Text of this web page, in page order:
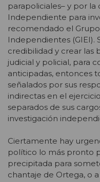
parapoliciales– y por la
Independiente para
recomendado el
Independientes (GIEI).
credibilidad y crear las
judicial y policial, para
anticipadas, entonces
señalados por sus
indirectas en el
separados de sus
investigación
Ciertamente hay
político lo más pronto
precipitada para
chantaje de Ortega, o